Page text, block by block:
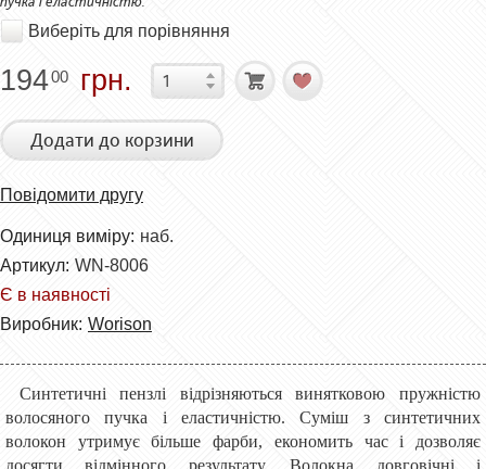
Виберіть для порівняння
19400 грн.
Додати до корзини
Повідомити другу
Одиниця виміру: наб.
Артикул: WN-8006
Є в наявності
Виробник: Worison
Синтетичні пензлі відрізняються винятковою пружністю
волосяного пучка і еластичністю. Суміш з синтетичних
волокон утримує більше фарби, економить час і дозволяє
досягти відмінного результату. Волокна довговічні і